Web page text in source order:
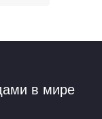
в мире